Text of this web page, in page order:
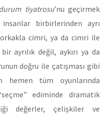
tiyatrosu’nu geçirmek
birbirlerinden ayrı
cimri, ya da cimri ile
ayrılık değil, aykırı ya da
doğru ile çatışması gibi
hemen tüm oyunlarında
ediminde dramatik
değerler, çelişkiler ve